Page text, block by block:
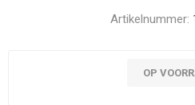
Artikelnummer:
OP